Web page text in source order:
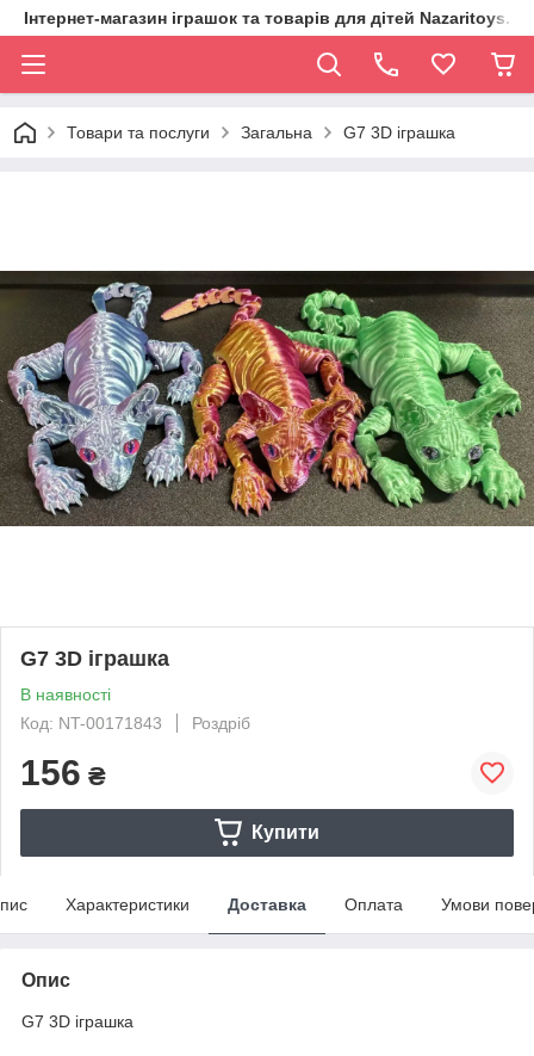
Інтернет-магазин іграшок та товарів для дітей
Товари та послуги Загальна G7 3D іграшка
G7 3D іграшка
В наявності
Код: NT-00171843
Роздріб
156 ₴
Купити
Характеристики Доставка Оплата Умови
Опис
G7 3D іграшка